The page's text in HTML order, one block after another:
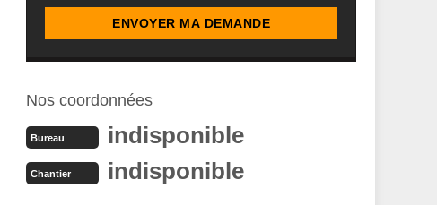
Nos coordonnées
Bureau indisponible
Chantier indisponible